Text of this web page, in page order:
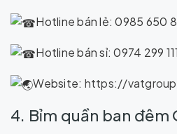
Hotline bán lẻ: 0985 650
Hotline bán sỉ: 0974 299 111
Website: https://
4. Bỉm quần ban đêm